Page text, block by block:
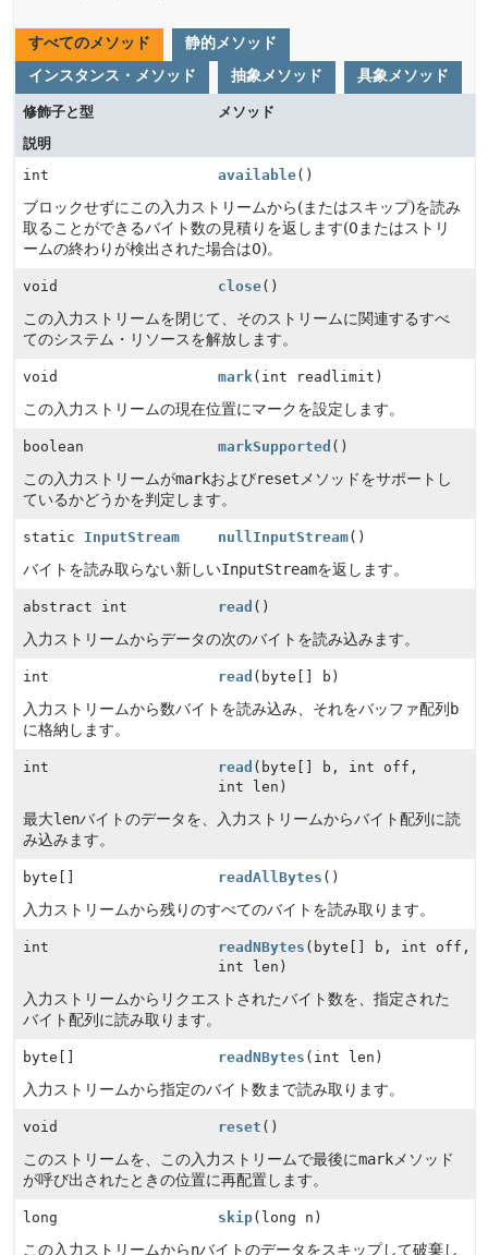
すべてのメソッド
静的メソッド
インスタンス・メソッド
抽象メソッド 具象メソッド
修飾子と型
メソッド
説明
int
available()
ブロックせずにこの入力ストリームから(またはスキップ)を読み
取ることができるバイト数の見積りを返します(0またはストリ
ームの終わりが検出された場合は0)。
void close()
この入力ストリームを閉じて、そのストリームに関連するすべ
てのシステム・リソースを解放します。
void mark(int readlimit)
この入力ストリームの現在位置にマークを設定します。
boolean markSupported ()
この入力ストリームがmarkおよびreset メソッドをサポートし
ているかどうかを判定します。
static InputStream nullInputStream()
バイトを読み取らない新しいInputStreamを返します。
abstract int read ()
入力ストリームからデータの次のバイトを読み込みます。
int read (byte[] b)
入力ストリームから数バイトを読み込み、それをバッファ配列 b
に格納します。
int read (byte[] b, int off,
int len)
最大lenバイトのデータを、入力ストリームからバイト配列に読
み込みます。
byte[] readAllBytes ()
入力ストリームから残りのすべてのバイトを読み取ります。
int readNBytes (byte[] b, int off,
int len)
入力ストリームからリクエストされたバイト数を、指定された
バイト配列に読み取ります。
byte[] readNBytes (int len)
入力ストリームから指定のバイト数まで読み取ります。
void reset ()
このストリームを、この入力ストリームで最後にmark メソッド
が呼び出されたときの位置に再配置します。
long skip(long n)
この入力ストリームからnバイトのデータをスキップして破棄し